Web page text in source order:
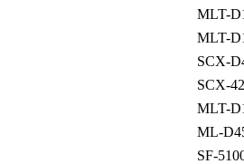
MLT-
MLT-
SCX-
SCX-
MLT-
ML-
SF-